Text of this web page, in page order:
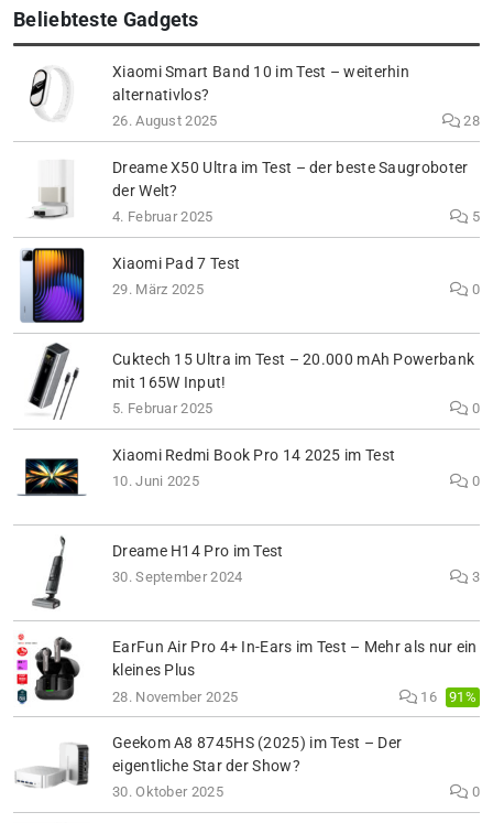
Beliebteste Gadgets
Xiaomi Smart Band 10 im Test – weiterhin
alternativlos?
26. August 2025 28
Dreame X50 Ultra im Test – der beste Saugroboter
der Welt?
4. Februar 2025 5
Xiaomi Pad 7 Test
29. März 2025 0
Cuktech 15 Ultra im Test – 20.000 mAh Powerbank
mit 165W Input!
5. Februar 2025 0
Xiaomi Redmi Book Pro 14 2025 im Test
10. Juni 2025 0
Dreame H14 Pro im Test
30. September 2024 3
EarFun Air Pro 4+ In-Ears im Test – Mehr als nur ein
kleines Plus
28. November 2025 16 91%
Geekom A8 8745HS (2025) im Test – Der
eigentliche Star der Show?
30. Oktober 2025 0